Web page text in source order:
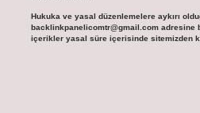
Hukuka ve yasal düzenlemelere aykırı
backlinkpanelicomtr@gmail.comadresine
içerikler yasal süre içerisinde sitemizden